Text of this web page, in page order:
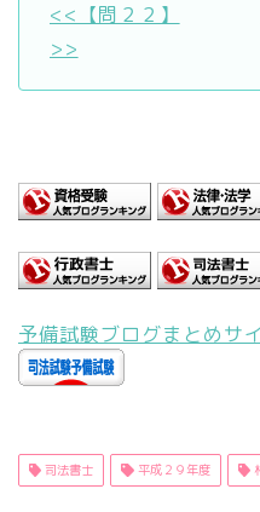
<<【問２２】
>>
予備試験ブログまとめサ
司法書士 平成２９年度